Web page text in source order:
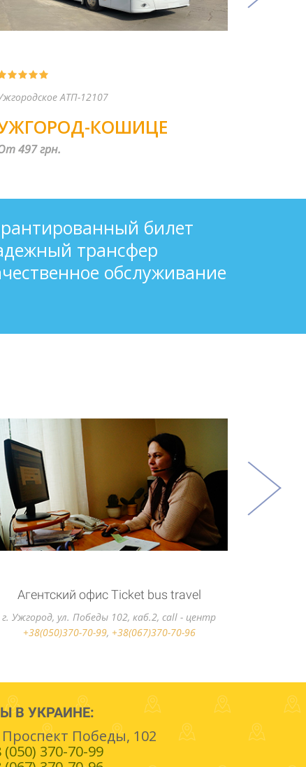
Bus
билет
трансфер
обслуживание
ПП Шиман М.М.
г.Ужгород, ул.Станционая,2, call - центр
В УКРАИНЕ:
Проспект Победы, 102